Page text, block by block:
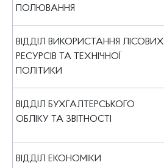
ПОЛЮВАННЯ
ВІДДІЛ ВИКОРИСТАННЯ ЛІСОВИХ
РЕСУРСІВ ТА ТЕХНІЧНОЇ
ПОЛІТИКИ
ВІДДІЛ БУХГАЛТЕРСЬКОГО
ОБЛІКУ ТА ЗВІТНОСТІ
ВІДДІЛ ЕКОНОМІКИ